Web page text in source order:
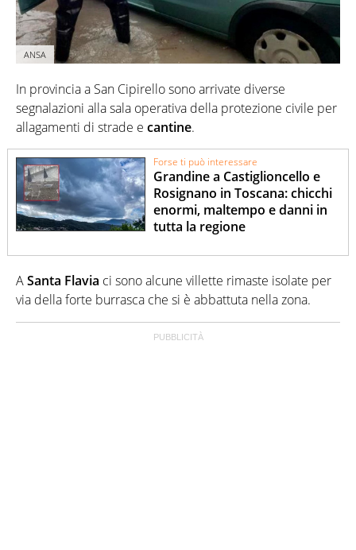
ANSA
In provincia a San Cipirello sono arrivate diverse
segnalazioni alla sala operativa della protezione civile per
allagamenti di strade e cantine.
Forse ti può interessare
Grandine a Castiglioncello e
Rosignano in Toscana: chicchi
enormi, maltempo e danni in
tutta la regione
ASanta Flavia ci sono alcune villette rimaste isolate per
via della forte burrasca che si è abbattuta nella zona.